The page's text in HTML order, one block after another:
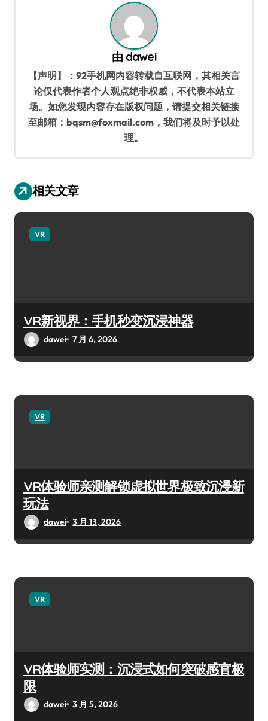
由 dawei
【声明】：92手机网内容转载自互联网，其相关言
论仅代表作者个人观点绝非权威，不代表本站立
场。如您发现内容存在版权问题，请提交相关链接
至邮箱：bqsm@foxmail.com，我们将及时予以处
理。
相关文章
VR
VR新视界：手机秒变沉浸神器
dawei 7 月 6, 2026
VR
VR体验师亲测解锁虚拟世界极致沉浸新
玩法
dawei 3 月 13, 2026
VR
VR体验师实测：沉浸式如何突破感官极
限
dawei 3 月 5, 2026